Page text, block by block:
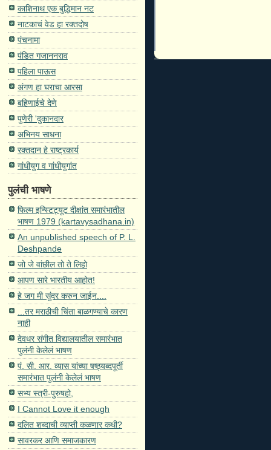
काशिनाथ एक बुद्धिमान नट
नाटकाचं वेड हा रक्तदोष
पंचनामा
पंडित गजाननराव
पहिला पाऊस
अंगण हा घराचा आरसा
बहिणाईचे देणे
पुणेरी 'दुकानदार
अभिनय साधना
रक्तदान हे राष्ट्रकार्य
गांधीयुग व गांधीयुगांत
पुलंची भाषणे
फिल्म इन्स्टिट्यूट दीक्षांत समारंभातील
भाषण 1979 (kartavysadhana.in)
An unpublished speech of P. L.
Deshpande
जो जे वांछील तो ते लिहो
आपण सारे भारतीय आहोत!
हे जग मी सुंदर करुन जाईन....
...तर मराठीची चिंता बाळगण्याचे कारण
नाही
देवधर संगीत विद्यालयातील समारंभात
पुलंनी केलेलं भाषण
पं. सी. आर. व्यास यांच्या षष्ठ्यब्दपूर्ती
समारंभात पुलंनी केलेलं भाषण
सभ्य स्त्री-पुरुषहो,
I Cannot Love it enough
दलित शब्दाची व्याप्ती कळणार कधी?
सावरकर आणि समाजकारण